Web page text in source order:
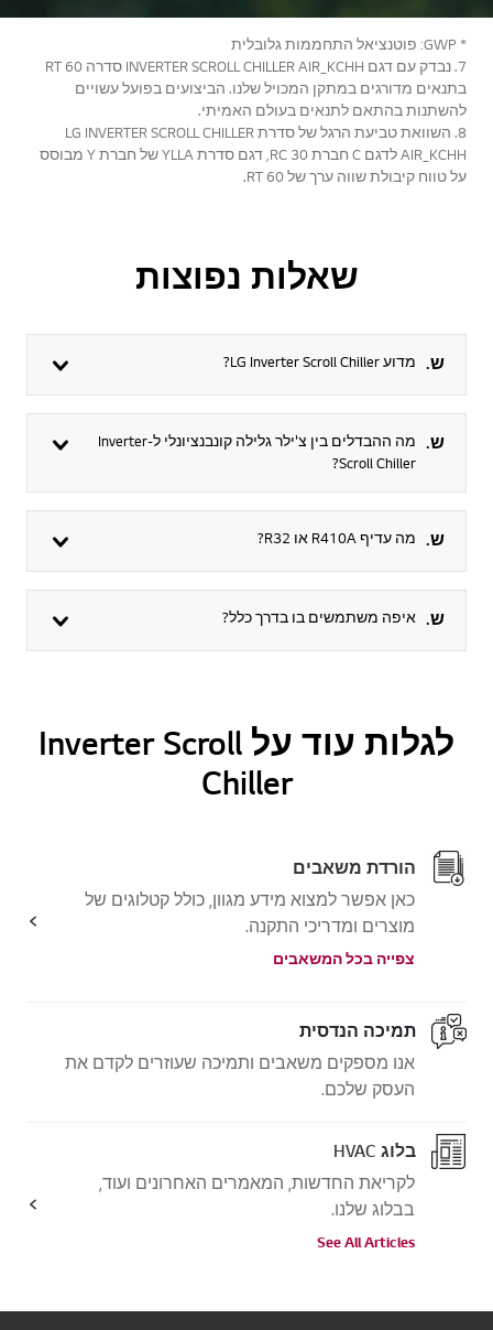
* GWP: פוטנציאל התחממות גלובלית
7. נבדק עם דגם INVERTER SCROLL CHILLER AIR_KCHH סדרה 60 RT
בתנאים מדורגים במתקן המכויל שלנו. הביצועים בפועל עשויים
להשתנות בהתאם לתנאים בעולם האמיתי.
8. השוואת טביעת הרגל של סדרת LG INVERTER SCROLL CHILLER
AIR_KCHH לדגם C חברת 30 RC, דגם סדרת YLLA של חברת Y מבוסס
על טווח קיבולת שווה ערך של 60 RT.
שאלות נפוצות
ש. מדוע LG Inverter Scroll Chiller?
ש.
מה ההבדלים בין צ'ילר גלילה קונבנציונלי ל-Inverter
Scroll Chiller?
ש. מה עדיף R410A או R32?
ש. איפה משתמשים בו בדרך כלל?
לגלות עוד על Inverter Scroll
Chiller
הורדת משאבים
כאן אפשר למצוא מידע מגוון, כולל קטלוגים של
מוצרים ומדריכי התקנה.
צפייה בכל המשאבים
תמיכה הנדסית
אנו מספקים משאבים ותמיכה שעוזרים לקדם את
העסק שלכם.
בלוג HVAC
לקריאת החדשות, המאמרים האחרונים ועוד,
בבלוג שלנו.
See All Articles